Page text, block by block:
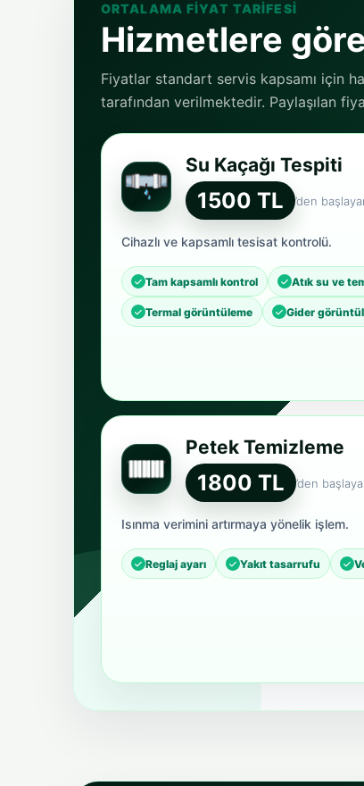
ORTALAMA FIYAT TARIFESI
Hizmetlere
Fiyatlar standart servis kapsamı için
tarafından verilmektedir. Paylaşılan
Su Kaçağı Tespiti
1500 TL ’den
Cihazlı ve kapsamlı tesisat kontrolü.
Tam kapsamlı kontrol Atık su ve
Termal görüntüleme Gider
Petek Temizleme
1800 TL ’den
Isınma verimini artırmaya yönelik işlem.
Reglaj ayarı Yakıt tasarrufu